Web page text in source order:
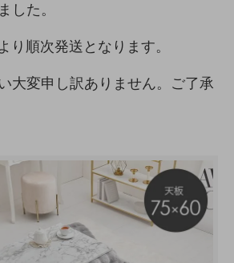
した。
り順次発送となります。
大変申し訳ありません。ご了承